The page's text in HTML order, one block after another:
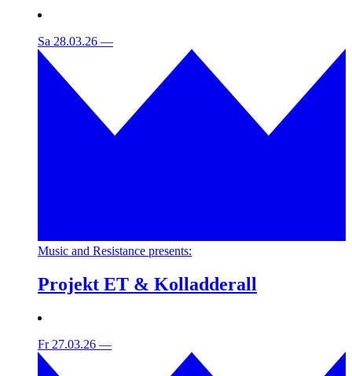
Sa 28.03.26 —
Music and Resistance presents:
Projekt ET & Kolladderall
Fr 27.03.26 —